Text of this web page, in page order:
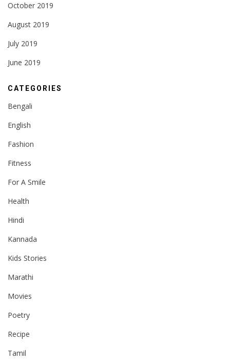
October 2019
August 2019
July 2019
June 2019
CATEGORIES
Bengali
English
Fashion
Fitness
For A Smile
Health
Hindi
Kannada
Kids Stories
Marathi
Movies
Poetry
Recipe
Tamil